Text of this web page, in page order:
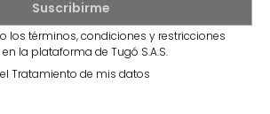
los términos, condiciones y restricciones
la plataforma de Tugó S.A.S.
Tratamiento de mis datos